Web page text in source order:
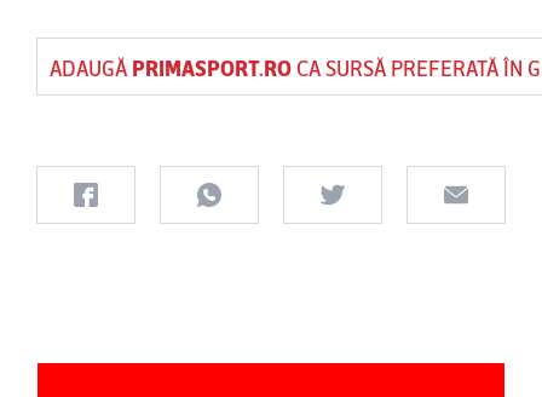
ADAUGĂ PRIMASPORT.ROCA SURSĂ PREFERATĂ ÎN